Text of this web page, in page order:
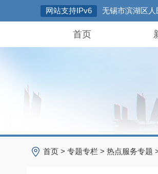
网站支持IPv6 无锡市滨湖区人
首页
首页 > 专题专栏 > 热点服务专题